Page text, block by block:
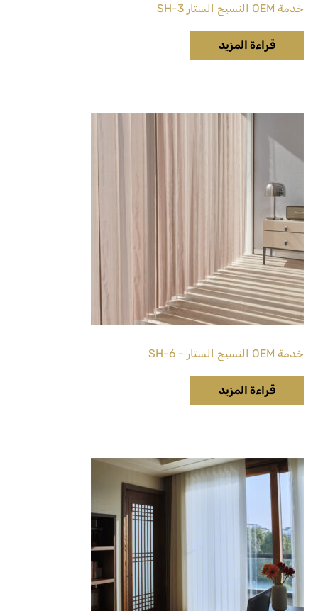
خدمة OEM النسيج الستار SH-3
قراءة المزيد
خدمة OEM النسيج الستار - SH-6
قراءة المزيد